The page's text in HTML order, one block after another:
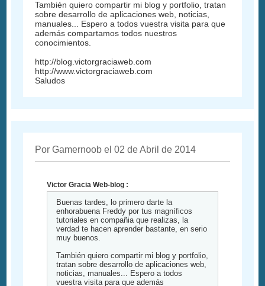
También quiero compartir mi blog y portfolio, tratan
sobre desarrollo de aplicaciones web, noticias,
manuales... Espero a todos vuestra visita para que
además compartamos todos nuestros
conocimientos.
http://blog.victorgraciaweb.com
http://www.victorgraciaweb.com
Saludos
Por Gamernoob el 02 de Abril de 2014
Victor Gracia Web-blog :
Buenas tardes, lo primero darte la
enhorabuena Freddy por tus magníficos
tutoriales en compañia que realizas, la
verdad te hacen aprender bastante, en serio
muy buenos.
También quiero compartir mi blog y portfolio,
tratan sobre desarrollo de aplicaciones web,
noticias, manuales... Espero a todos
vuestra visita para que además